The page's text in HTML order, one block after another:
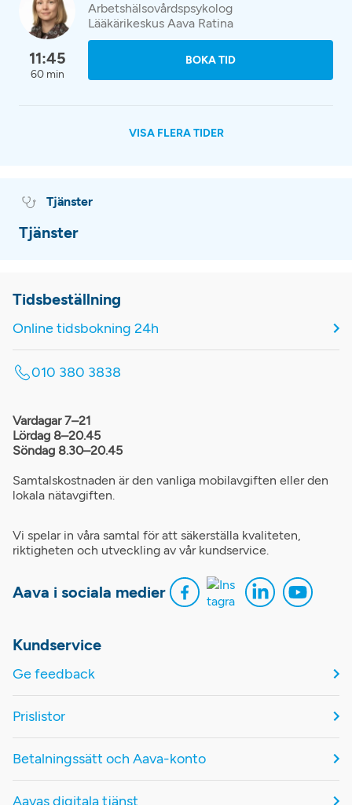
11:45
60 min
Arbetshälsovårdspsykolog
Lääkärikeskus Aava Ratina
BOKA TID
VISA FLERA TIDER
Tjänster
Tjänster
Tidsbeställning
Online tidsbokning 24h
010 380 3838
Vardagar 7–21
Lördag 8–20.45
Söndag 8.30–20.45
Samtalskostnaden är den vanliga mobilavgiften eller den
lokala nätavgiften.
Vi spelar in våra samtal för att säkerställa kvaliteten,
riktigheten och utveckling av vår kundservice.
Aava i sociala medier
Kundservice
Ge feedback
Prislistor
Betalningssätt och Aava-konto
Aavas digitala tjänst